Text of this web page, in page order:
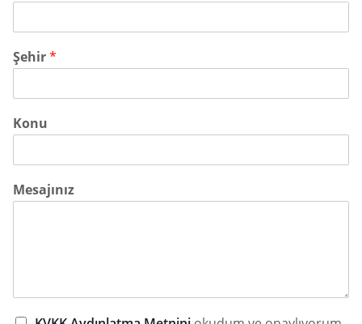
Şehir*
Konu
Mesajınız